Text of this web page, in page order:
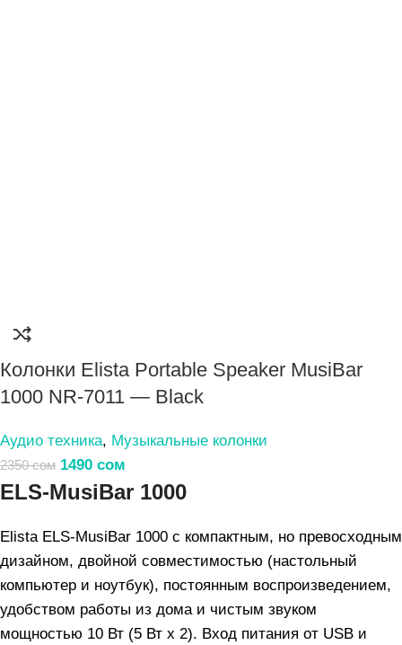
Колонки Elista Portable Speaker MusiBar
1000 NR-7011 — Black
Аудио техника, Музыкальные колонки
2350сом 1490 сом
ELS-MusiBar 1000
Elista ELS-MusiBar 1000 с компактным, но превосходным
дизайном, двойной совместимостью (настольный
компьютер и ноутбук), постоянным воспроизведением,
удобством работы из дома и чистым звуком
мощностью 10 Вт (5 Вт x 2). Вход питания от USB и